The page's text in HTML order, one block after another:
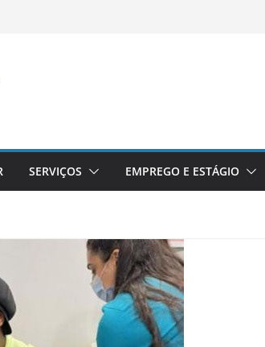
SERVIÇOS EMPREGO E ESTÁGIO